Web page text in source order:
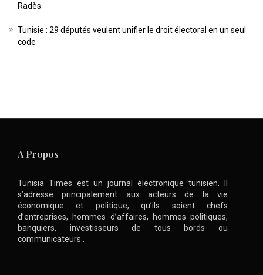
Radès
Tunisie : 29 députés veulent unifier le droit électoral en un seul
code
A Propos
Tunisia Times est un journal électronique tunisien. Il
s’adresse principalement aux acteurs de la vie
économique et politique, qu’ils soient chefs
d’entreprises, hommes d’affaires, hommes politiques,
banquiers, investisseurs de tous bords ou
communicateurs .